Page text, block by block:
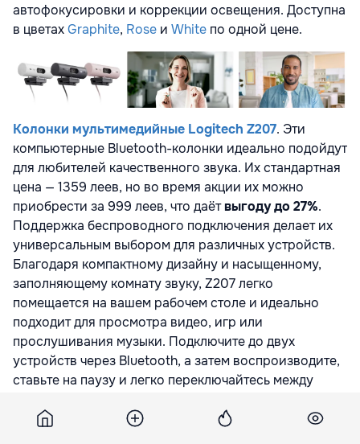
автофокусировки и коррекции освещения. Доступна
в цветахGraphite, Rose и White по одной цене.
Колонки мультимедийные Logitech Z207. Эти
компьютерные Bluetooth-колонки идеально подойдут
для любителей качественного звука. Их стандартная
цена — 1359 леев, но во время акции их можно
приобрести за 999 леев, что даётвыгоду до 27%.
Поддержка беспроводного подключения делает их
универсальным выбором для различных устройств.
Благодаря компактному дизайну и насыщенному,
заполняющему комнату звуку, Z207 легко
помещается на вашем рабочем столе и идеально
подходит для просмотра видео, игр или
прослушивания музыки. Подключите до двух
устройств через Bluetooth, а затем воспроизводите,
ставьте на паузу и легко переключайтесь между
между
Whiteверсиями.